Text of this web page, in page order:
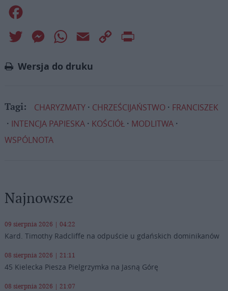
Twitter MessengerWhatsApp
Email
Copy
Wersja do druku
Tagi: CHARYZMATY CHRZEŚCIJAŃSTWO
FRANCISZEK
INTENCJA PAPIESKA
KOŚCIÓŁ
MODLITWA
WSPÓLNOTA
Najnowsze
09 sierpnia 2026 | 04:22
Kard. Timothy Radcliffe na odpuście u gdańskich dominikanów
08 sierpnia 2026 | 21:11
45 Kielecka Piesza Pielgrzymka na Jasną Górę
08 sierpnia 2026 | 21:07